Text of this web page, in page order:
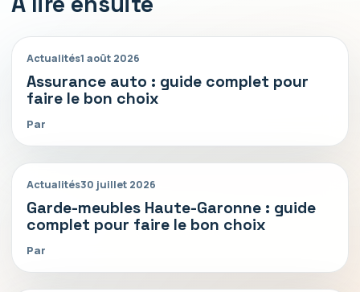
Actualités1 août 2026
Assurance auto : guide complet pour
faire le bon choix
Par
Actualités30 juillet 2026
Garde-meubles Haute-Garonne : guide
complet pour faire le bon choix
Par